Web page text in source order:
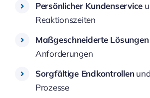
Persönlicher Kundenservice
Reaktionszeiten
Maßgeschneiderte Lösungen
Anforderungen
Sorgfältige Endkontrollen
Prozesse